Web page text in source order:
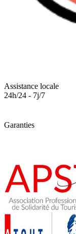
Assistance locale
24h/24 - 7j/7
Garanties